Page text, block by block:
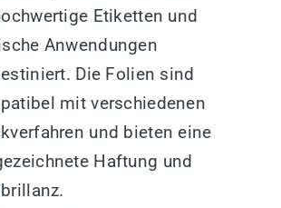
Etiketten und
Anwendungen
Die Folien sind
mit verschiedenen
und bieten eine
Haftung und